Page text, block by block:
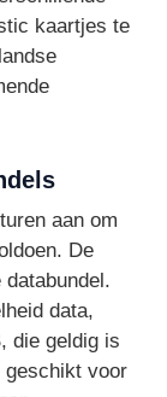
kaartjes te
aan om
De
data,
die geldig is
geschikt voor